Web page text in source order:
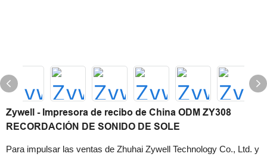
Zywell - Impresora de recibo de China ODM ZY308
RECORDACIÓN DE SONIDO DE SOLE
Para impulsar las ventas de Zhuhai Zywell Technology Co., Ltd. y